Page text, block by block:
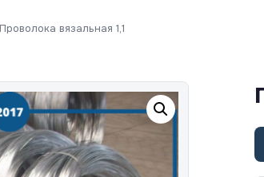
Проволока вязальная 1,1